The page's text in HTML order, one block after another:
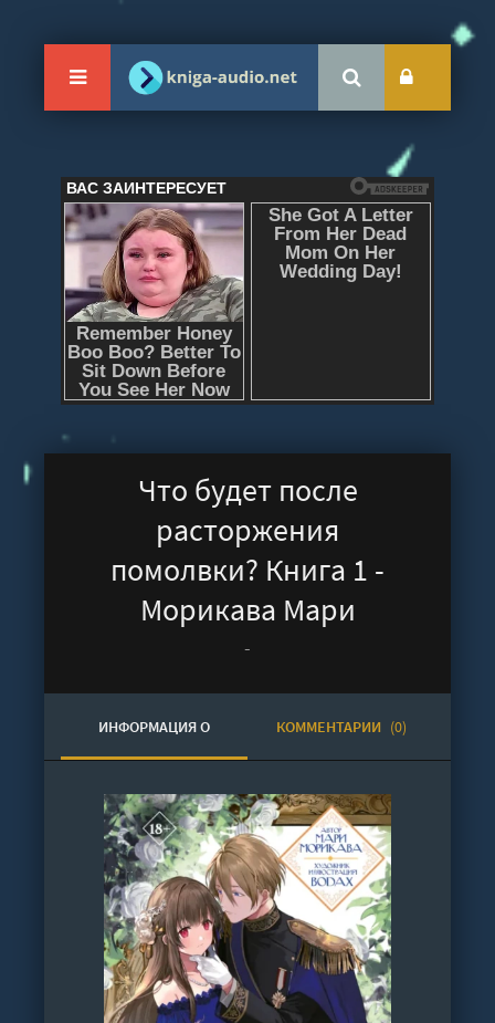
Что будет после
расторжения
помолвки? Книга 1 -
Морикава Мари
-
ИНФОРМАЦИЯ О
АУДИОКНИГЕ
КОММЕНТАРИИ (0)